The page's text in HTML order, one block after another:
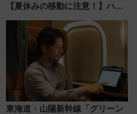
【夏休みの移動に注意！】ハン
「身の回り品」新サイズ制限
(40×30×20cm)おさらい
東海道・山陽新幹線「グリーン